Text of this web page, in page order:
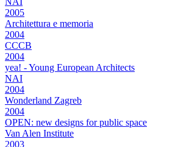
2005
Architettura e memoria
2004
CCCB
2004
yea! - Young European Architects
NAI
2004
Wonderland Zagreb
2004
OPEN: new designs for public space
Van Alen Institute
2003